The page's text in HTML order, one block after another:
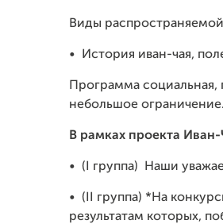
Виды
• История иван-чая,
Программа
небольшое
В рамках проекта
• (I группа) Наши
• (II группа) *На
результатам которых,